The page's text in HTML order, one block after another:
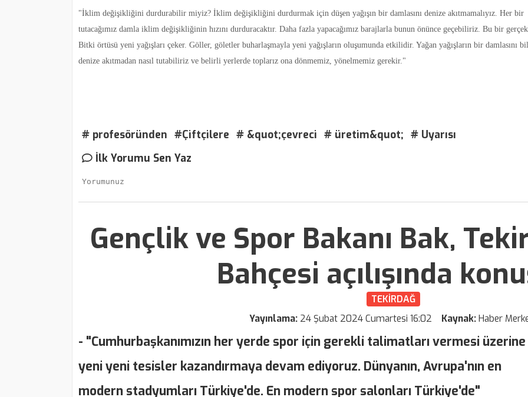
"İklim değişikliğini durdurabilir miyiz? İklim değişikliğini durdurmak için düşen yağışın bir damlasını denize akıtmamalıyız. Her bir
tutacağımız damla iklim değişikliğinin hızını durduracaktır. Daha fazla yapacağımız barajlarla bunun önünce geçebiliriz. Bu bir
Bitki örtüsü yeni yağışları çeker. Göller, göletler buharlaşmayla yeni yağışların oluşumunda etkilidir. Yağan yağışların bir damlasını
denize akıtmadan nasıl tutabiliriz ve belirli yerlerde toplarız ona dönmemiz, yönelmemiz gerekir."
# profesöründen #Çiftçilere # &quot;çevreci # üretim&quot; # Uyarısı
İlk Yorumu Sen Yaz
Gençlik ve Spor Bakanı Bak,
Bahçesi açılışında
TEKİRDAĞ
Yayınlama: 24 Şubat 2024 Cumartesi 16:02 Kaynak: Haber
- "Cumhurbaşkanımızın her yerde spor için gerekli talimatları vermesi üzerine
yeni yeni tesisler kazandırmaya devam ediyoruz. Dünyanın, Avrupa'nın en
modern stadyumları Türkiye'de. En modern spor salonları Türkiye'de"